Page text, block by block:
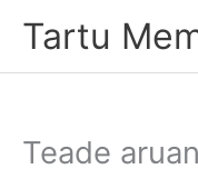
Tartu
Teade